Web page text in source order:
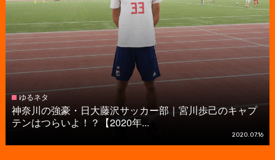
ゆるネタ
神奈川の強豪・日大藤沢サッカー部｜宮川歩己のキャプ
テンはつらいよ！？【2020年...
2020.07.16